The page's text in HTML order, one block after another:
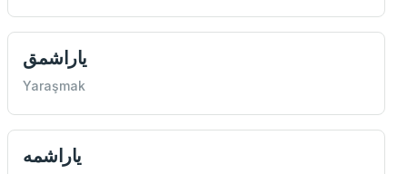
ياراشمق
Yaraşmak
ياراشمه